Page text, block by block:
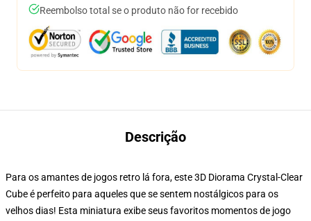
Reembolso total se o produto não for recebido
Descrição
Para os amantes de jogos retro lá fora, este 3D Diorama Crystal-Clear
Cube é perfeito para aqueles que se sentem nostálgicos para os
velhos dias! Esta miniatura exibe seus favoritos momentos de jogo